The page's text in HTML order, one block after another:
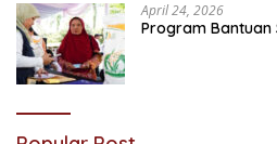
April 24, 2026
Program Bantuan